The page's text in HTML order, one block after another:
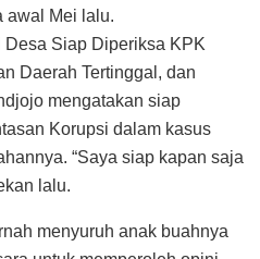
awal Mei lalu.
Siap Diperiksa KPK
Daerah Tertinggal, dan
mengatakan siap
Korupsi dalam kasus
“Saya siap kapan saja
lalu.
menyuruh anak buahnya